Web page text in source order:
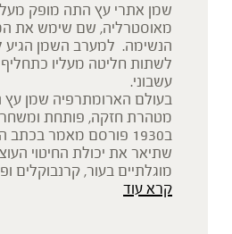
מאוסטרליה, שם שימש את
הנשימה. למערב השמן הגיע
לשתות חליטה מעליו כתחליף
עשבוני.
בעולם הארומתרפיה שמן עץ
מטהרת חזקה, פותחת
שתיאר את יכולת החיטוי
מוגלתיים בעור, קרנבוקלים
ארומתרפיה ושמנים אתרים
קרא עוד